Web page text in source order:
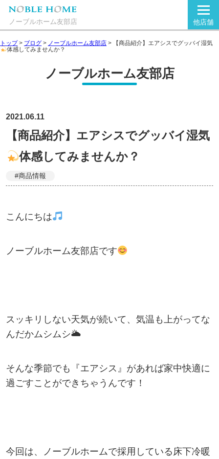
ノーブルホーム友部店 他店舗
トップ> ブログ > ノーブルホーム友部店 >
【商品紹介】エアシスでグッバイ湿気
体感してみませんか？
ノーブルホーム友部店
2021.06.11
【商品紹介】エアシスでグッバイ湿気
体感してみませんか？
#商品情報
こんにちは
ノーブルホーム友部店です
スッキリしない天気が続いて、気温も上がってな
んだかムシムシ🌥
そんな季節でも『エアシス』があれば家中快適に
過ごすことができちゃうんです！
今回は、ノーブルホームで採用している床下冷暖